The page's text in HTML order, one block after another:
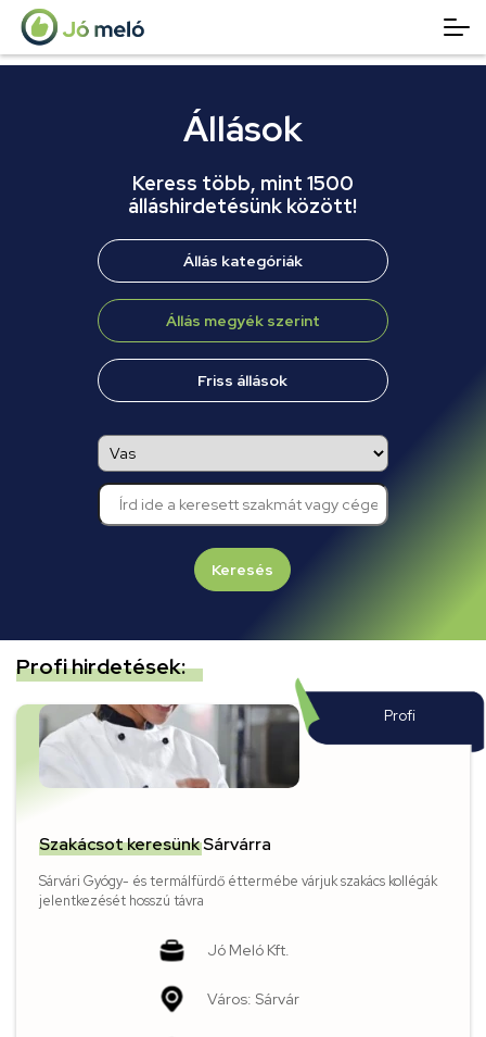
Állások
Keress több, mint 1500
álláshirdetésünk között!
Állás kategóriák
Állás megyék szerint
Friss állások
Keresés
Profi hirdetések:
Profi
Szakácsot keresünk Sárvárra
Sárvári Gyógy- és termálfürdő éttermébe várjuk szakács kollégák
jelentkezését hosszú távra
Jó Meló Kft.
Város: Sárvár